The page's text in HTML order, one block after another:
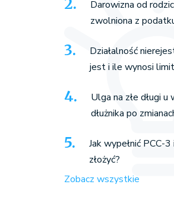
Darowizna od
zwolniona z
Działalność
jest i ile wynosi
Ulga na złe długi u
dłużnika po
Jak wypełnić PCC-
złożyć?
Zobacz wszystkie